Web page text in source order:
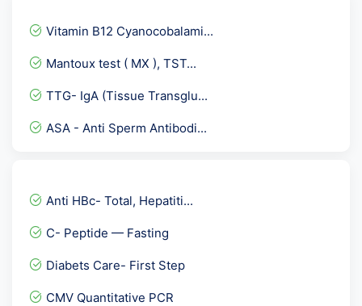
TIBC Total - Iron Binding...
HIV 1 & 2 Rapid Test -...
Fertility Panel 2
Urine ACR- Microalbumin C...
Vitamin B12 Cyanocobalami...
Mantoux test ( MX ), TST...
TTG- IgA (Tissue Transglu...
ASA - Anti Sperm Antibodi...
TB Platinum
Sputum fungal KOH
Hepatitis E Virus-IgM Ant...
UPT-Pregnancy Test or Uri...
Anti HBc- Total, Hepatiti...
C- Peptide — Fasting
Diabets Care- First Step
CMV Quantitative PCR